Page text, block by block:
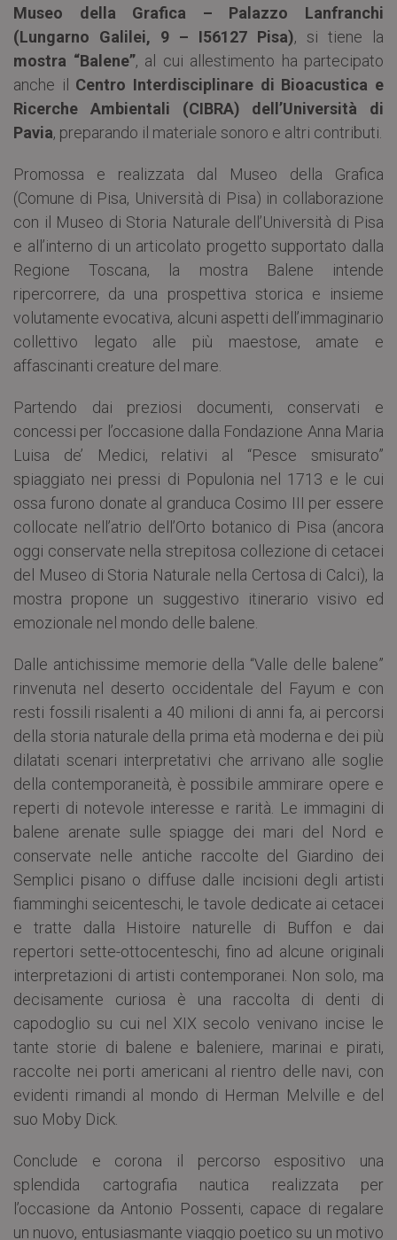
Museo della Grafica – Palazzo Lanfranchi
(Lungarno Galilei, 9 – I56127 Pisa), si tiene la
mostra “Balene”, al cui allestimento ha partecipato
anche il Centro Interdisciplinare di Bioacustica e
Ricerche Ambientali (CIBRA) dell’Università di
Pavia, preparando il materiale sonoro e altri contributi.
Promossa e realizzata dal Museo della Grafica
(Comune di Pisa, Università di Pisa) in collaborazione
con il Museo di Storia Naturale dell’Università di Pisa
e all’interno di un articolato progetto supportato dalla
Regione Toscana, la mostra Balene intende
ripercorrere, da una prospettiva storica e insieme
volutamente evocativa, alcuni aspetti dell’immaginario
collettivo legato alle più maestose, amate e
affascinanti creature del mare.
Partendo dai preziosi documenti, conservati e
concessi per l’occasione dalla Fondazione Anna Maria
Luisa de’ Medici, relativi al “Pesce smisurato”
spiaggiato nei pressi di Populonia nel 1713 e le cui
ossa furono donate al granduca Cosimo III per essere
collocate nell’atrio dell’Orto botanico di Pisa (ancora
oggi conservate nella strepitosa collezione di cetacei
del Museo di Storia Naturale nella Certosa di Calci), la
mostra propone un suggestivo itinerario visivo ed
emozionale nel mondo delle balene.
Dalle antichissime memorie della “Valle delle balene”
rinvenuta nel deserto occidentale del Fayum e con
resti fossili risalenti a 40 milioni di anni fa, ai percorsi
della storia naturale della prima età moderna e dei più
dilatati scenari interpretativi che arrivano alle soglie
della contemporaneità, è possibile ammirare opere e
reperti di notevole interesse e rarità. Le immagini di
balene arenate sulle spiagge dei mari del Nord e
conservate nelle antiche raccolte del Giardino dei
Semplici pisano o diffuse dalle incisioni degli artisti
fiamminghi seicenteschi, le tavole dedicate ai cetacei
e tratte dalla Histoire naturelle di Buffon e dai
repertori sette-ottocenteschi, fino ad alcune originali
interpretazioni di artisti contemporanei. Non solo, ma
decisamente curiosa è una raccolta di denti di
capodoglio su cui nel XIX secolo venivano incise le
tante storie di balene e baleniere, marinai e pirati,
raccolte nei porti americani al rientro delle navi, con
evidenti rimandi al mondo di Herman Melville e del
suo Moby Dick.
Conclude e corona il percorso espositivo una
splendida cartografia nautica realizzata per
l’occasione da Antonio Possenti, capace di regalare
un nuovo, entusiasmante viaggio poetico su un motivo